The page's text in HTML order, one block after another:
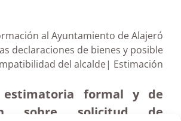
al Ayuntamiento de Alajeró
declaraciones de bienes y posible
del alcalde| Estimación
estimatoria formal y de
sobre solicitud de